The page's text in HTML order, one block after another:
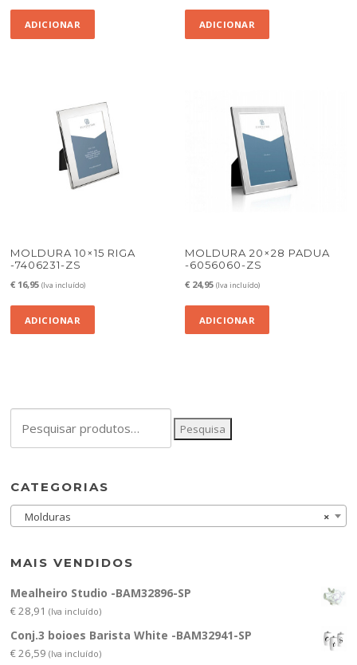
ADICIONAR ADICIONAR
MOLDURA 10×15 RIGA
-7406231-ZS
€ 16,95 (Iva incluído)
ADICIONAR
MOLDURA 20×28 PADUA
-6056060-ZS
€ 24,95 (Iva incluído)
ADICIONAR
por:
Pesquisa
CATEGORIAS
×
Molduras
MAIS VENDIDOS
Mealheiro Studio -BAM32896-SP
€28,91 (Iva incluído)
Conj.3 boioes Barista White -BAM32941-SP
€26,59 (Iva incluído)